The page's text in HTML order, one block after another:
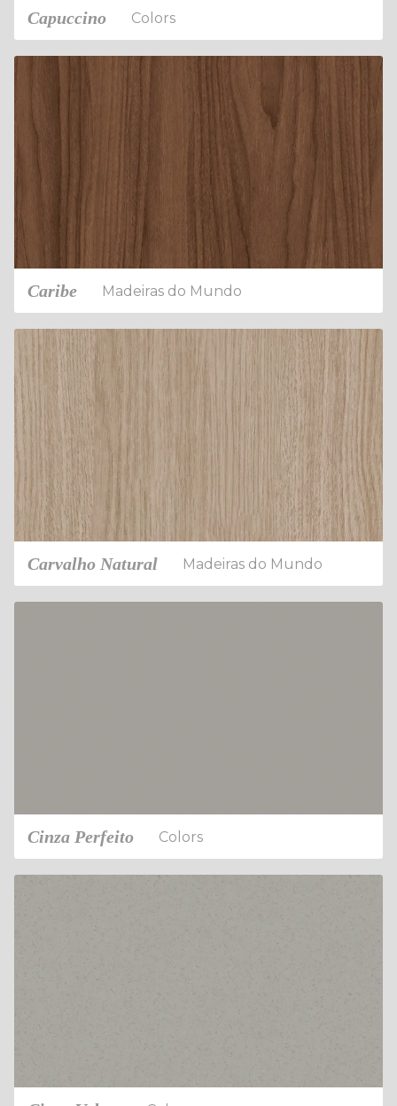
Capuccino Colors
Caribe Madeiras do Mundo
Carvalho Natural Madeiras do Mundo
Cinza Perfeito Colors